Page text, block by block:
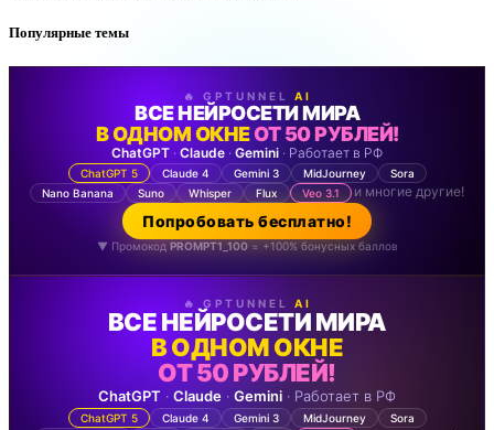
Популярные темы
🔥 GPTUNNEL AI
ВСЕ НЕЙРОСЕТИ МИРА
В ОДНОМ ОКНЕОТ 50 РУБЛЕЙ!
ChatGPT · Claude · Gemini · Работает в РФ
ChatGPT 5 Claude 4 Gemini 3 MidJourney
Sora
Nano Banana
Suno Whisper Flux Veo 3.1 и многие другие!
Попробовать бесплатно!
▼ Промокод PROMPT1_100= +100% бонусных баллов
🔥 GPTUNNEL AI
ВСЕ НЕЙРОСЕТИ МИРА
В ОДНОМ ОКНЕ
ОТ 50 РУБЛЕЙ!
ChatGPT · Claude · Gemini · Работает в РФ
ChatGPT 5 Claude 4 Gemini 3 MidJourney
Sora